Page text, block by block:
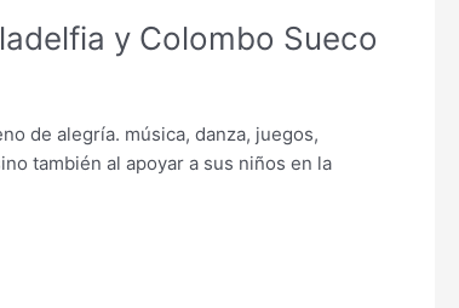
y Colombo Sueco
de alegría. música, danza, juegos,
también al apoyar a sus niños en la